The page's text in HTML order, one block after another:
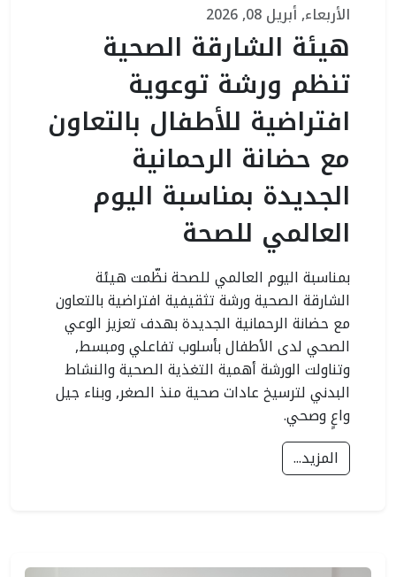
الأربعاء, أبريل 08, 2026
هيئة الشارقة الصحية
تنظم ورشة توعوية
افتراضية للأطفال بالتعاون
مع حضانة الرحمانية
الجديدة بمناسبة اليوم
العالمي للصحة
بمناسبة اليوم العالمي للصحة نظّمت هيئة
الشارقة الصحية ورشة تثقيفية افتراضية بالتعاون
مع حضانة الرحمانية الجديدة بهدف تعزيز الوعي
الصحي لدى الأطفال بأسلوب تفاعلي ومبسط,
وتناولت الورشة أهمية التغذية الصحية والنشاط
البدني لترسيخ عادات صحية منذ الصغر, وبناء جيل
واعٍ وصحي.
المزيد...